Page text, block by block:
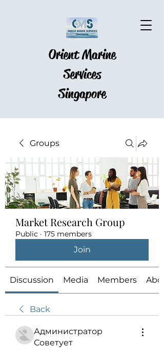
Orient Marine
Services
Singapore
Groups
Market Research Group
Public · 175 members
Join
Discussion Media Members
Back
Администратор
Советует